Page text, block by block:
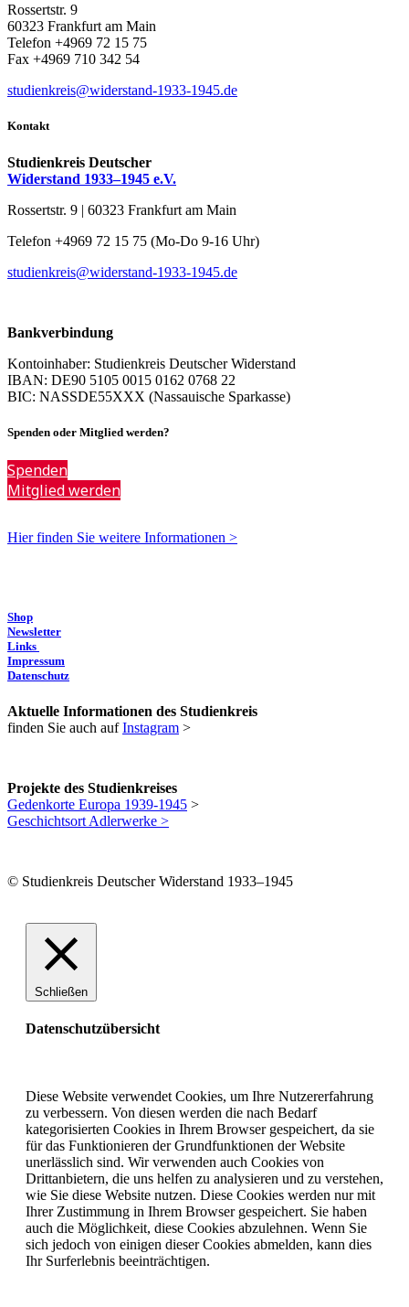
Rossertstr. 9
60323 Frankfurt am Main
Telefon +4969 72 15 75
Fax +4969 710 342 54
studienkreis@widerstand-1933-1945.de
Kontakt
Studienkreis Deutscher
Widerstand 1933–1945 e.V.
Rossertstr. 9 | 60323 Frankfurt am Main
Telefon +4969 72 15 75 (Mo-Do 9-16 Uhr)
studienkreis@widerstand-1933-1945.de
Bankverbindung
Kontoinhaber: Studienkreis Deutscher Widerstand
IBAN: DE90 5105 0015 0162 0768 22
BIC: NASSDE55XXX (Nassauische Sparkasse)
Spenden oder Mitglied werden?
Spenden
Mitglied werden
Hier finden Sie weitere Informationen >
Shop
Newsletter
Links
Impressum
Datenschutz
Aktuelle Informationen des Studienkreis
finden Sie auch aufInstagram >
Projekte des Studienkreises
Gedenkorte Europa 1939-1945 >
Geschichtsort Adlerwerke >
© Studienkreis Deutscher Widerstand 1933–1945
Schließen
Datenschutzübersicht
Diese Website verwendet Cookies, um Ihre Nutzererfahrung
zu verbessern. Von diesen werden die nach Bedarf
kategorisierten Cookies in Ihrem Browser gespeichert, da sie
für das Funktionieren der Grundfunktionen der Website
unerlässlich sind. Wir verwenden auch Cookies von
Drittanbietern, die uns helfen zu analysieren und zu verstehen,
wie Sie diese Website nutzen. Diese Cookies werden nur mit
Ihrer Zustimmung in Ihrem Browser gespeichert. Sie haben
auch die Möglichkeit, diese Cookies abzulehnen. Wenn Sie
sich jedoch von einigen dieser Cookies abmelden, kann dies
Ihr Surferlebnis beeinträchtigen.